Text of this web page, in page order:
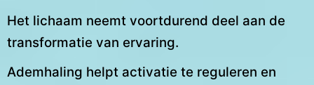
Het lichaam neemt voortdurend deel aan de
transformatie van ervaring.
Ademhaling helpt activatie te reguleren en